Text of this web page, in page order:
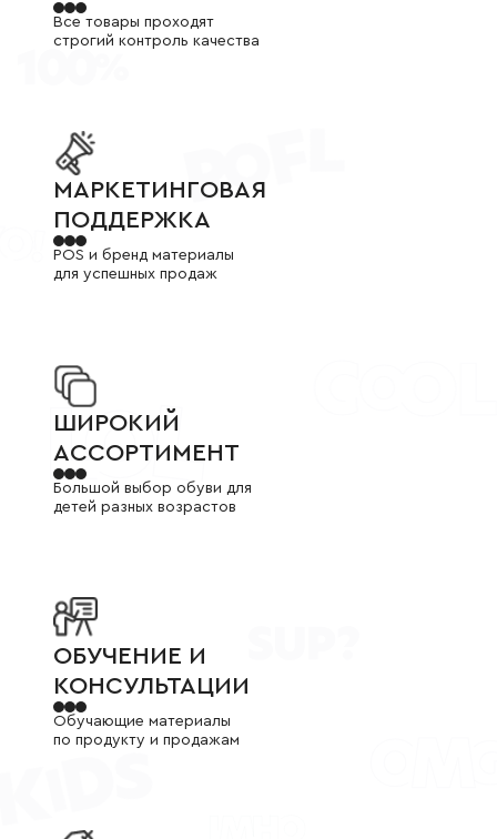
(800)
9:00
18:00
(МСК)
Группа
ВК
Канал в
Telegram
Канал
в
РЕГИСТРАЦИЯ
Все товары проходят
строгий контроль качества
МАРКЕТИНГОВАЯ ПОДДЕРЖКА
МАРКЕТИНГОВАЯ
ПОДДЕРЖКА
POS и бренд материалы
для успешных продаж
ШИРОКИЙ АССОРТИМЕНТ
ШИРОКИЙ
АССОРТИМЕНТ
Большой выбор обуви для
детей разных возрастов
ОБУЧЕНИЕ И КОНСУЛЬТАЦИИ
ОБУЧЕНИЕ И
КОНСУЛЬТАЦИИ
Обучающие материалы
по продукту и продажам